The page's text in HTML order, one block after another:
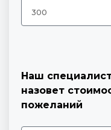
Наш
назовет
пожеланий